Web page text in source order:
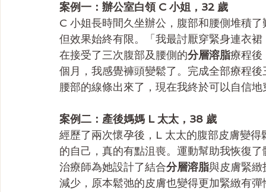
案例一：辦公室白領 C 小姐，32 歲
C 小姐長時間久坐辦公，腹部和腰側堆積
但效果始終有限。「我最討厭穿緊身連衣
在接受了三次腹部及腰側的分層溶脂療程後
個月，我感覺褲頭變鬆了。完成全部療程
腰部的線條出來了，現在我終於可以自信
案例二：產後媽媽 L 太太，38 歲
經歷了兩次懷孕後，L 太太的腹部皮膚變
的自己，真的有點沮喪。運動幫助我恢復
治療師為她設計了結合分層溶脂與皮膚緊緻
減少，原本鬆弛的皮膚也變得更加緊緻有